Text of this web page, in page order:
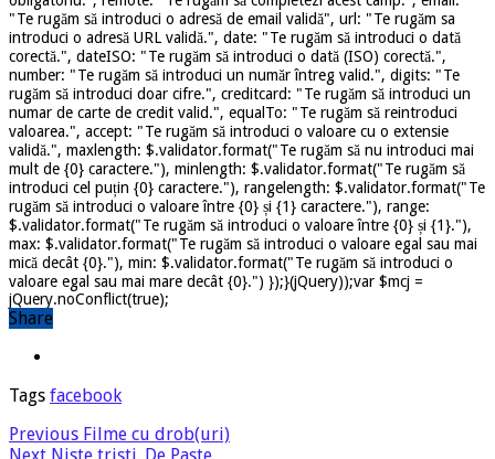
"Te rugăm să introduci o adresă de email validă", url: "Te rugăm sa
introduci o adresă URL validă.", date: "Te rugăm să introduci o dată
corectă.", dateISO: "Te rugăm să introduci o dată (ISO) corectă.",
number: "Te rugăm să introduci un număr întreg valid.", digits: "Te
rugăm să introduci doar cifre.", creditcard: "Te rugăm să introduci un
numar de carte de credit valid.", equalTo: "Te rugăm să reintroduci
valoarea.", accept: "Te rugăm să introduci o valoare cu o extensie
validă.", maxlength: $.validator.format("Te rugăm să nu introduci mai
mult de {0} caractere."), minlength: $.validator.format("Te rugăm să
introduci cel puțin {0} caractere."), rangelength: $.validator.format("Te
rugăm să introduci o valoare între {0} și {1} caractere."), range:
$.validator.format("Te rugăm să introduci o valoare între {0} și {1}."),
max: $.validator.format("Te rugăm să introduci o valoare egal sau mai
mică decât {0}."), min: $.validator.format("Te rugăm să introduci o
valoare egal sau mai mare decât {0}.") });}(jQuery));var $mcj =
jQuery.noConflict(true);
Share
Tags facebook
Previous Filme cu drob(uri)
Next Niste tristi. De Paste